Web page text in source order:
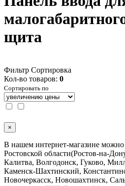
щита
Фильтр Сортировка
Кол-во товаров: 0
Сортировать по
×
В нашем интернет-магазине можно
Ростовской области(Ростов-на-
Калитва, Волгодонск, Гуково,
Каменск-Шахтинский,
Новочеркасск, Новошахтинск,